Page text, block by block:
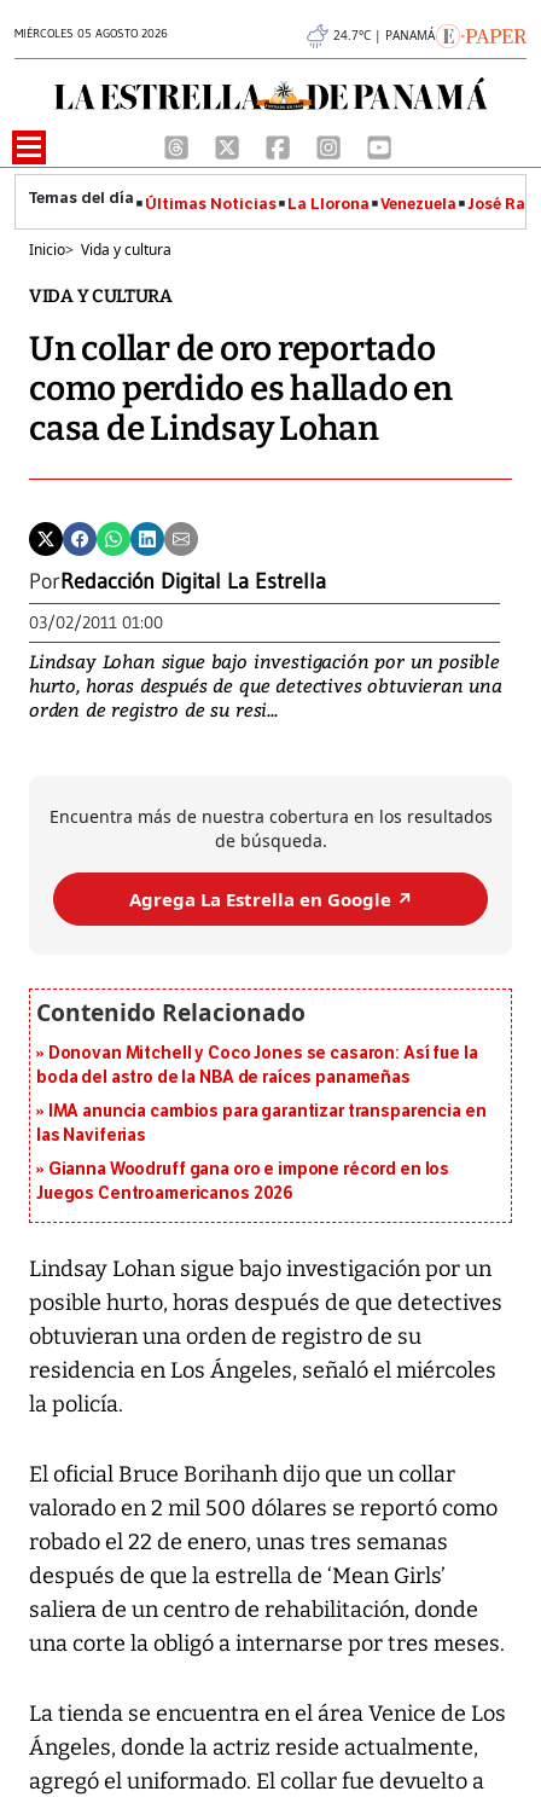
MIÉRCOLES 05 AGOSTO 2026 24.7°C | PANAMÁ
Últimas Noticias La Llorona Venezuela José
Inicio> Vida y cultura
VIDA Y CULTURA
Un collar de oro reportado
como perdido es hallado en
casa de Lindsay Lohan
PorRedacción Digital La Estrella
03/02/2011 01:00
Lindsay Lohan sigue bajo investigación por un posible
hurto, horas después de que detectives obtuvieran una
orden de registro de su resi...
Encuentra más de nuestra cobertura en los resultados
de búsqueda.
Agrega La Estrella en Google ↗️
Donovan Mitchell y Coco Jones se casaron: Así fue la
boda del astro de la NBA de raíces panameñas
IMA anuncia cambios para garantizar transparencia en
las Naviferias
Gianna Woodruff gana oro e impone récord en los
Juegos Centroamericanos 2026
Lindsay Lohan sigue bajo investigación por un
posible hurto, horas después de que detectives
obtuvieran una orden de registro de su
residencia en Los Ángeles, señaló el miércoles
la policía.
El oficial Bruce Borihanh dijo que un collar
valorado en 2 mil 500 dólares se reportó como
robado el 22 de enero, unas tres semanas
después de que la estrella de ‘Mean Girls’
saliera de un centro de rehabilitación, donde
una corte la obligó a internarse por tres meses.
La tienda se encuentra en el área Venice de Los
Ángeles, donde la actriz reside actualmente,
agregó el uniformado. El collar fue devuelto a